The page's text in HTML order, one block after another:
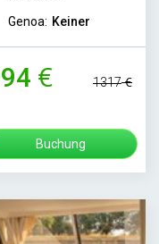
Genoa: Keiner
1317
Buchung